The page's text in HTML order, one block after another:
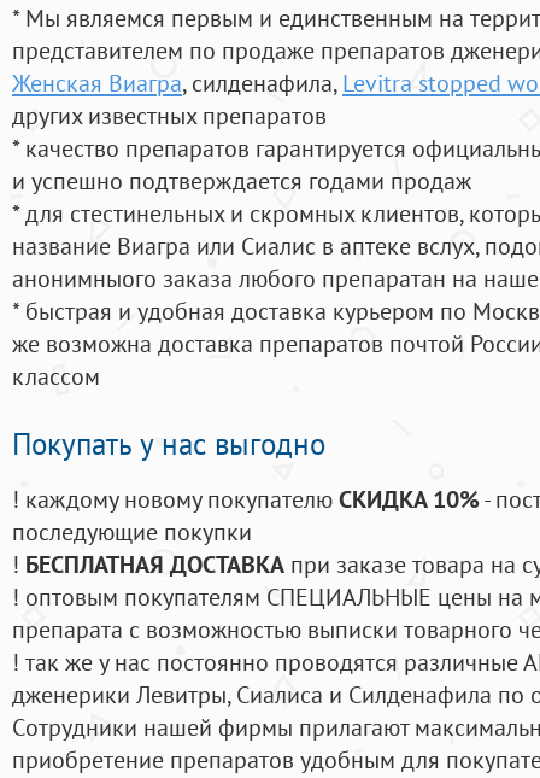
* Мы являемся первым и единственным на
представителем по продаже препаратов
Женская Виагра, силденафила, Levitra stopped
других известных препаратов
* качество препаратов гарантируется
и успешно подтверждается годами продаж
* для стестинельных и скромных клиентов,
название Виагра или Сиалис в аптеке вслух,
анонимныого заказа любого препаратан на
* быстрая и удобная доставка курьером по
же возможна доставка препаратов почтой
классом
Покупать у нас выгодно
! каждому новому покупателюСКИДКА 10%-
последующие покупки
! БЕСПЛАТНАЯ ДОСТАВКА при заказе товара на
! оптовым покупателям СПЕЦИАЛЬНЫЕ цены на
препарата с возможностью выписки товарного
! так же у нас постоянно проводятся
дженерики Левитры, Сиалиса и Силденафила по
Cотрудники нашей фирмы прилагают
приобретение препаратов удобным для